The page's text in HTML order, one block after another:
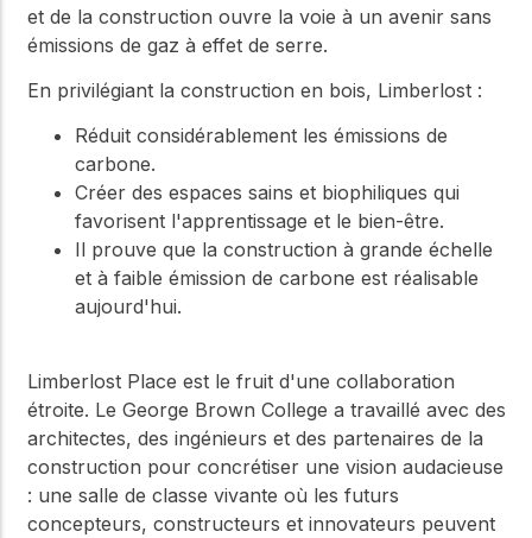
et de la construction ouvre la voie à un avenir sans
émissions de gaz à effet de serre.
En privilégiant la construction en bois, Limberlost :
Réduit considérablement les émissions de
carbone.
Créer des espaces sains et biophiliques qui
favorisent l'apprentissage et le bien-être.
Il prouve que la construction à grande échelle
et à faible émission de carbone est réalisable
aujourd'hui.
Limberlost Place est le fruit d'une collaboration
étroite. Le George Brown College a travaillé avec des
architectes, des ingénieurs et des partenaires de la
construction pour concrétiser une vision audacieuse
: une salle de classe vivante où les futurs
concepteurs, constructeurs et innovateurs peuvent